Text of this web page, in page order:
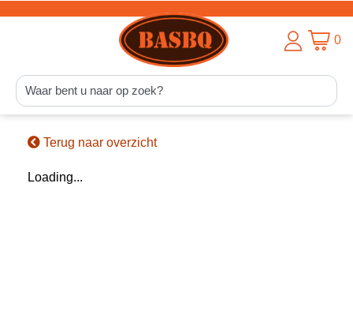
0
Terug naar overzicht
Loading...